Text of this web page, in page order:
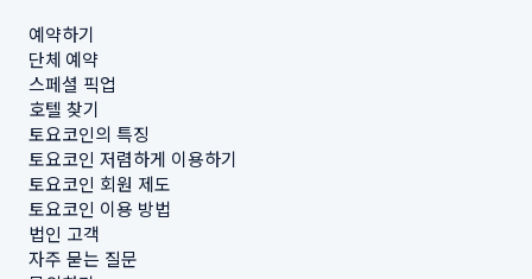
예약하기
단체 예약
스페셜 픽업
호텔 찾기
토요코인의 특징
토요코인 저렴하게 이용하기
토요코인 회원 제도
토요코인 이용 방법
법인 고객
자주 묻는 질문